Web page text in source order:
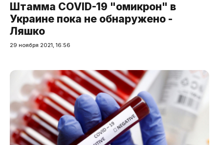
Штамма COVID-19 "омикрон" в
Украине пока не обнаружено -
Ляшко
29 ноября 2021, 16:56